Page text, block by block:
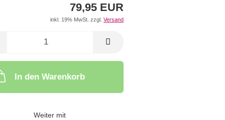
79,95 EUR
inkl. 19% MwSt. zzgl. Versand
In den Warenkorb
Weiter mit